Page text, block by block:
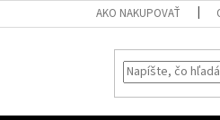
AKO NAKUPOVAŤ